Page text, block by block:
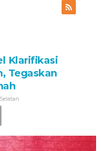
Klarifikasi
Tegaskan